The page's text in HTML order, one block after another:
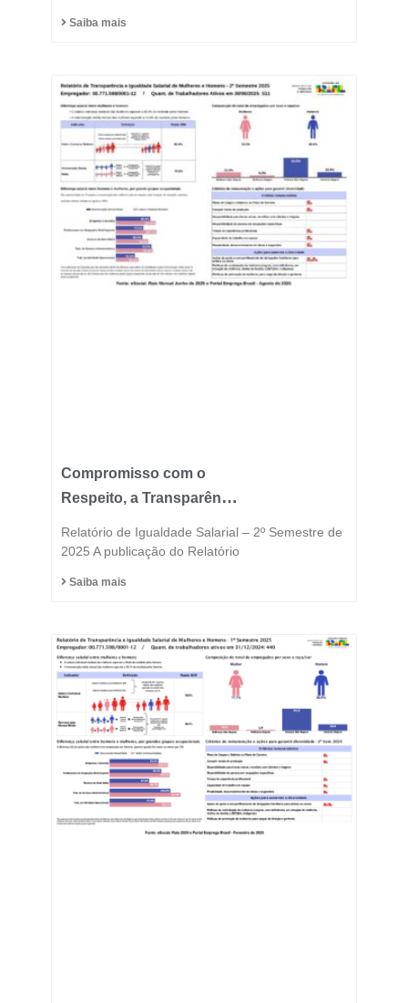
Saiba mais
Compromisso com o
Respeito, a Transparência
DNA do Grupo Fast
Relatório de Igualdade Salarial – 2º Semestre de
2025 A publicação do Relatório
Saiba mais